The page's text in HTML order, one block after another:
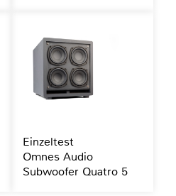
Einzeltest
Omnes Audio
Subwoofer Quatro 5